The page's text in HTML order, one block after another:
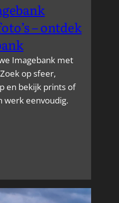
– ontdek
Imagebank met
op sfeer,
en bekijk prints of
werk eenvoudig.